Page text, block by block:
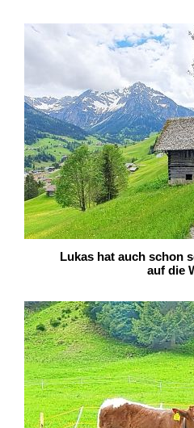
Lukas hat auch schon
auf die Weide